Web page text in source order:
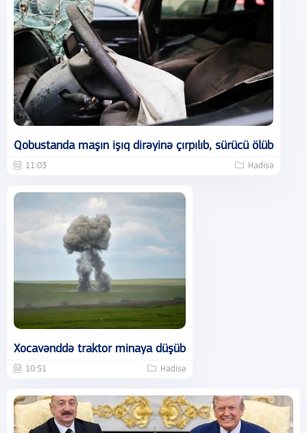
Qobustanda maşın işıq dirəyinə çırpılıb, sürücü ölüb
11:03 Hadisə
Xocavənddə traktor minaya düşüb
10:51 Hadisə